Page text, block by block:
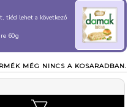
tiéd lehet a következő
60g
MÉG NINCS A KOSARADBAN.